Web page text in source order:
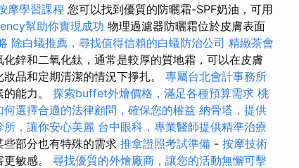
摩學習課程 您可以找到優質的防曬霜-SPF奶油，可用
幫助你實現成功 物理過濾器防曬霜位於皮膚表面
除白蟻推薦，尋找值得信賴的白蟻防治公司 精緻茶會
鋅和二氧化鈦，通常是較厚的質地霜，可以在皮膚
品和定期清潔的情況下掙扎。 專屬台北會計事務所
能力。 探索buffet外燴價格，滿足各種預算需求 桃
何選擇合適的法律顧問，確保您的權益 納骨塔，提供
，讓你安心美麗 台中眼科，專業醫師提供精準治療
些部分也有特殊的需求 推拿證照考試準備 - 按摩技術
敏感。 尋找優質的外燴廠商，讓您的活動無懈可擊